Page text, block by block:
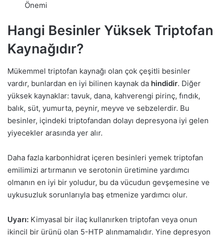
Önemi
Hangi Besinler Yüksek Triptofan
Kaynağıdır?
Mükemmel triptofan kaynağı olan çok çeşitli besinler
vardır, bunlardan en iyi bilinen kaynak da hindidir. Diğer
yüksek kaynaklar: tavuk, dana, kahverengi pirinç, fındık,
balık, süt, yumurta, peynir, meyve ve sebzelerdir. Bu
besinler, içindeki triptofandan dolayı depresyona iyi gelen
yiyecekler arasında yer alır.
Daha fazla karbonhidrat içeren besinleri yemek triptofan
emilimizi artırmanın ve serotonin üretimine yardımcı
olmanın en iyi bir yoludur, bu da vücudun gevşemesine ve
uykusuzluk sorunlarıyla baş etmenize yardımcı olur.
Uyarı: Kimyasal bir ilaç kullanırken triptofan veya onun
ikincil bir ürünü olan 5-HTP alınmamalıdır. Yine depresyon